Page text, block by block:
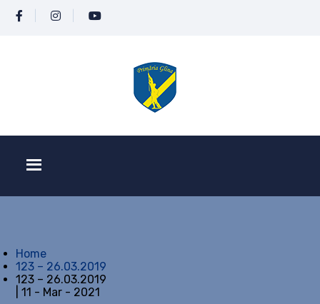
Home
123 – 26.03.2019
123 – 26.03.2019
| 11 - Mar - 2021